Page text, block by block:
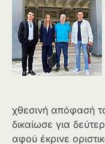
χθεσινή απόφασή
δικαίωσε για
αφού έκρινε